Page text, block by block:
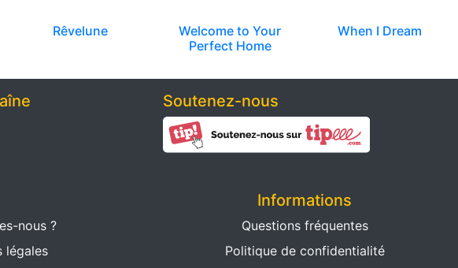
Rêvelune
Welcome to Your
Perfect Home
When I Dream
Soutenez-nous
Informations
nous ? Questions fréquentes
légales
Politique de confidentialité